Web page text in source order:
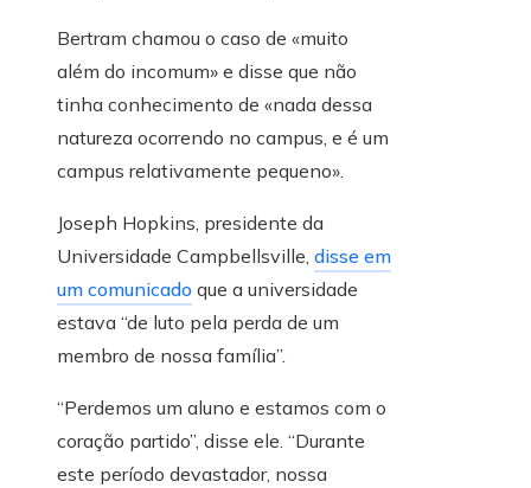
Bertram chamou o caso de «muito
além do incomum» e disse que não
tinha conhecimento de «nada dessa
natureza ocorrendo no campus, e é um
campus relativamente pequeno».
Joseph Hopkins, presidente da
Universidade Campbellsville, disse em
um comunicado que a universidade
estava “de luto pela perda de um
membro de nossa família”.
“Perdemos um aluno e estamos com o
coração partido”, disse ele. “Durante
este período devastador, nossa